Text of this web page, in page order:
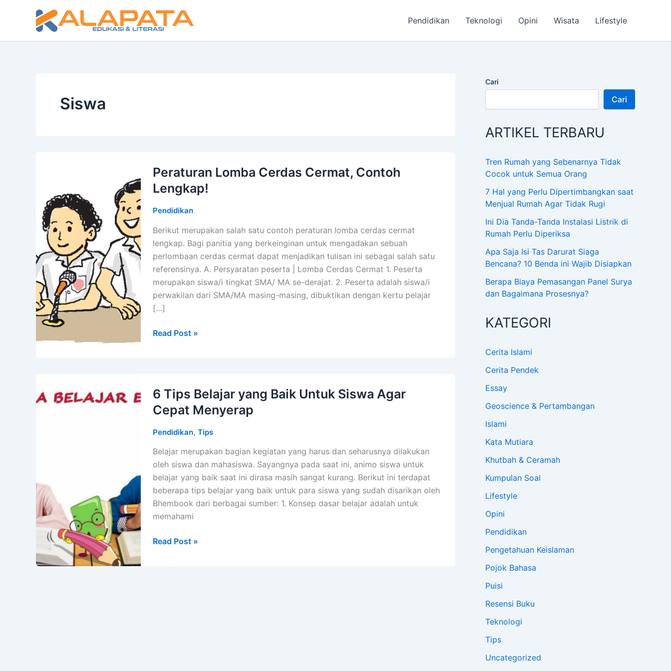
Pendidikan Teknologi Opini Wisata Lifestyle
Siswa
Peraturan Lomba Cerdas Cermat, Contoh
Lengkap!
Pendidikan
Berikut merupakan salah satu contoh peraturan lomba cerdas cermat
lengkap. Bagi panitia yang berkeinginan untuk mengadakan sebuah
perlombaan cerdas cermat dapat menjadikan tulisan ini sebagai salah satu
referensinya. A. Persyaratan peserta | Lomba Cerdas Cermat 1. Peserta
merupakan siswa/i tingkat SMA/ MA se-derajat. 2. Peserta adalah siswa/i
perwakilan dari SMA/MA masing-masing, dibuktikan dengan kertu pelajar
[…]
Peraturan
Lengkap!
Read Post »
6 Tips Belajar yang Baik Untuk Siswa Agar
Cepat Menyerap
Pendidikan, Tips
Belajar merupakan bagian kegiatan yang harus dan seharusnya dilakukan
oleh siswa dan mahasiswa. Sayangnya pada saat ini, animo siswa untuk
belajar yang baik saat ini dirasa masih sangat kurang. Berikut ini terdapat
beberapa tips belajar yang baik untuk para siswa yang sudah disarikan oleh
Bhembook dari berbagai sumber: 1. Konsep dasar belajar adalah untuk
memahami
6
Read Post »
Cari
Cari
ARTIKEL TERBARU
Tren Rumah yang Sebenarnya Tidak
Cocok untuk Semua Orang
7 Hal yang Perlu Dipertimbangkan saat
Menjual Rumah Agar Tidak Rugi
Ini Dia Tanda-Tanda Instalasi Listrik di
Rumah Perlu Diperiksa
Apa Saja Isi Tas Darurat Siaga
Bencana? 10 Benda ini Wajib Disiapkan
Berapa Biaya Pemasangan Panel Surya
dan Bagaimana Prosesnya?
KATEGORI
Cerita Islami
Cerita Pendek
Essay
Geoscience & Pertambangan
Islami
Kata Mutiara
Khutbah & Ceramah
Kumpulan Soal
Lifestyle
Opini
Pendidikan
Pengetahuan Keislaman
Pojok Bahasa
Puisi
Resensi Buku
Teknologi
Tips
Uncategorized